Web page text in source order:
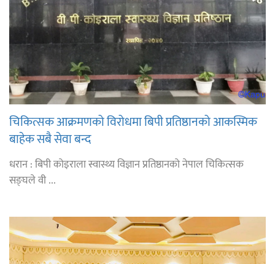
चिकित्सक आक्रमणको विरोधमा बिपी प्रतिष्ठानको आकस्मिक
बाहेक सबै सेवा बन्द
धरान : बिपी कोइराला स्वास्थ्य विज्ञान प्रतिष्ठानको नेपाल चिकित्सक
सङ्घले वी ...